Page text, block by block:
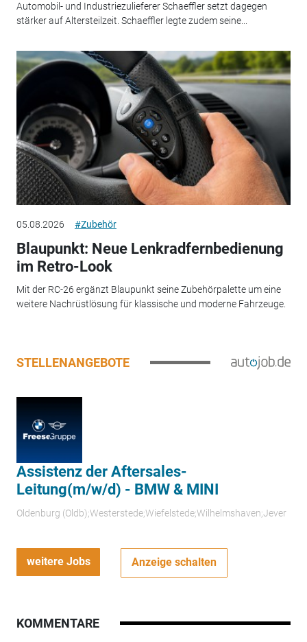
Automobil- und Industriezulieferer Schaeffler setzt dagegen
stärker auf Altersteilzeit. Schaeffler legte zudem seine...
05.08.2026 #Zubehör
Blaupunkt: Neue Lenkradfernbedienung
im Retro-Look
Mit der RC-26 ergänzt Blaupunkt seine Zubehörpalette um eine
weitere Nachrüstlösung für klassische und moderne Fahrzeuge.
STELLENANGEBOTE
Assistenz der Aftersales-
Leitung(m/w/d) - BMW & MINI
Oldenburg (Oldb);Westerstede;Wiefelstede;Wilhelmshaven;Jever
weitere Jobs Anzeige schalten
KOMMENTARE